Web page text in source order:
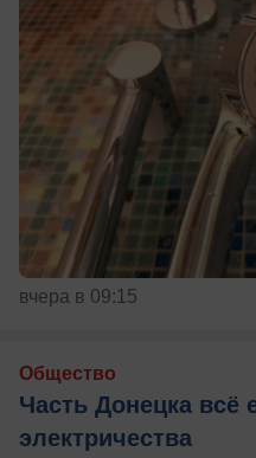
вчера в 09:15
Общество
Часть Донецка всё
электричества